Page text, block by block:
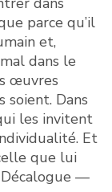
parce qu’il
et,
dans le
œuvres
soient. Dans
les invitent
Et
que lui
—